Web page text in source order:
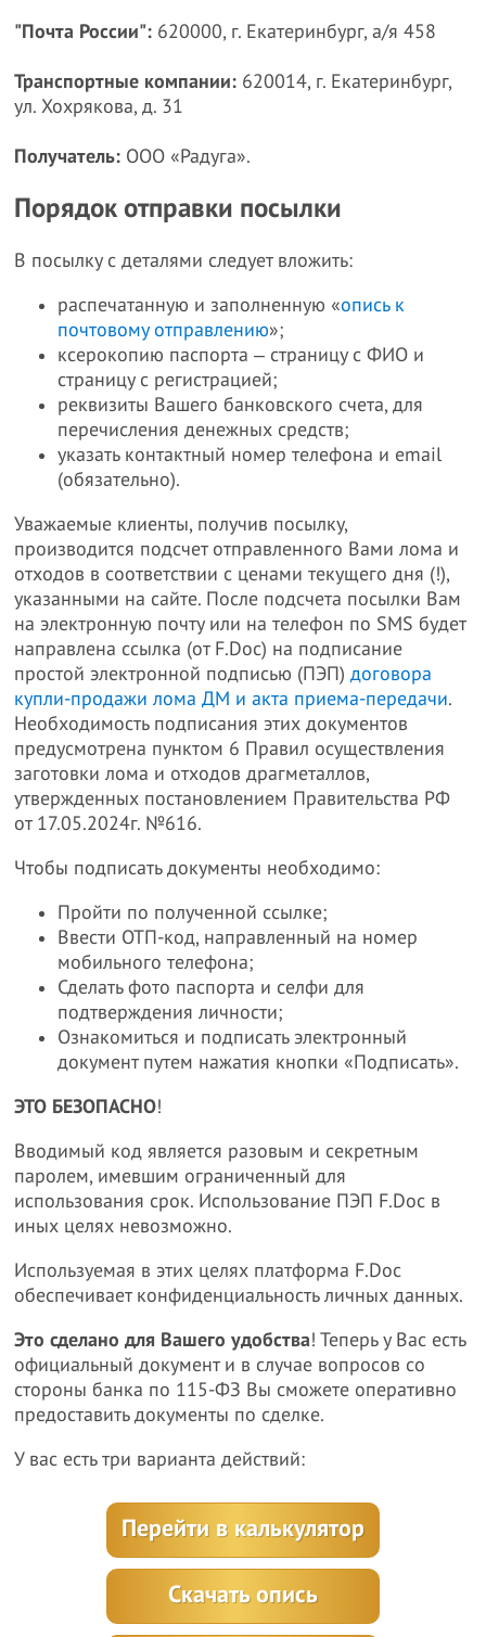
"Почта России": 620000, г. Екатеринбург, а/я 458
Транспортные компании: 620014, г. Екатеринбург,
ул. Хохрякова, д. 31
Получатель: ООО «Радуга».
Порядок отправки посылки
В посылку с деталями следует вложить:
распечатанную и заполненную «опись к
почтовому отправлению»;
ксерокопию паспорта ‒ страницу с ФИО и
страницу с регистрацией;
реквизиты Вашего банковского счета, для
перечисления денежных средств;
указать контактный номер телефона и email
(обязательно).
Уважаемые клиенты, получив посылку,
производится подсчет отправленного Вами лома и
отходов в соответствии с ценами текущего дня (!),
указанными на сайте. После подсчета посылки Вам
на электронную почту или на телефон по SMS будет
направлена ссылка (от F.Doc) на подписание
простой электронной подписью (ПЭП)договора
купли-продажи лома ДМ и акта приема-передачи.
Необходимость подписания этих документов
предусмотрена пунктом 6 Правил осуществления
заготовки лома и отходов драгметаллов,
утвержденных постановлением Правительства РФ
от 17.05.2024г. №616.
Чтобы подписать документы необходимо:
Пройти по полученной ссылке;
Ввести ОТП-код, направленный на номер
мобильного телефона;
Сделать фото паспорта и селфи для
подтверждения личности;
Ознакомиться и подписать электронный
документ путем нажатия кнопки «Подписать».
ЭТО БЕЗОПАСНО!
Вводимый код является разовым и секретным
паролем, имевшим ограниченный для
использования срок. Использование ПЭП F.Doc в
иных целях невозможно.
Используемая в этих целях платформа F.Doc
обеспечивает конфиденциальность личных данных.
Это сделано для Вашего удобства! Теперь у Вас есть
официальный документ и в случае вопросов со
стороны банка по 115-ФЗ Вы сможете оперативно
предоставить документы по сделке.
У вас есть три варианта действий:
Перейти в калькулятор
Скачать опись